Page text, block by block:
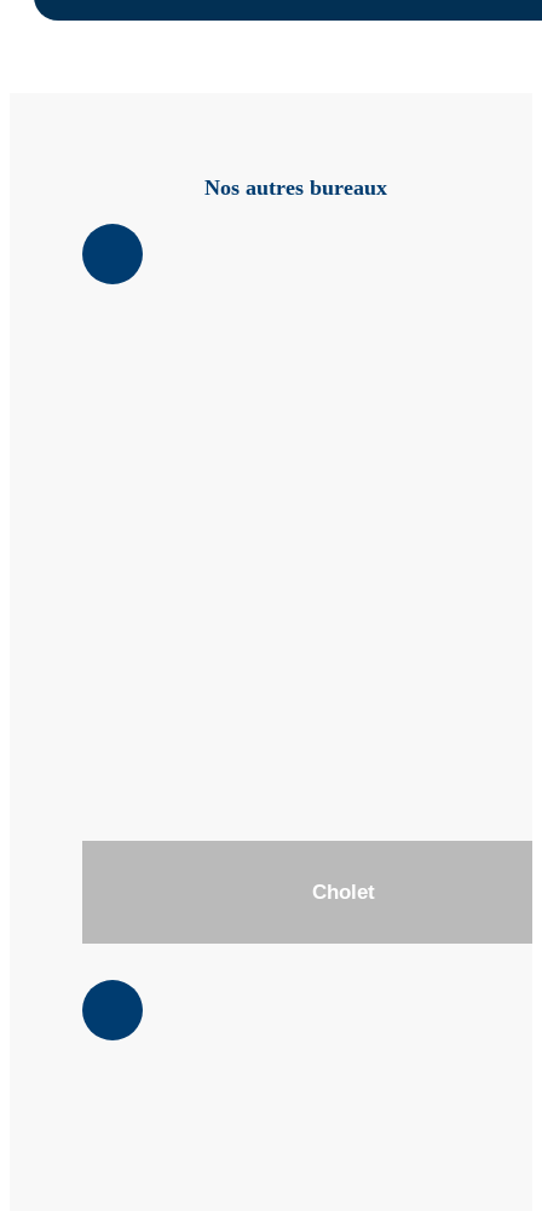
Nos autres bureaux
Cholet